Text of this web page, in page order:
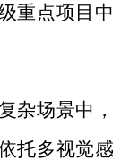
重点项目中
杂场景中，
托多视觉感